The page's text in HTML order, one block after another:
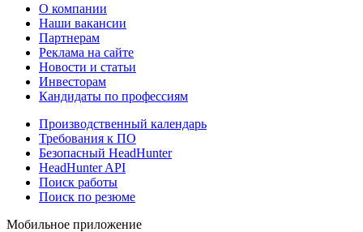
О компании
Наши вакансии
Партнерам
Реклама на сайте
Новости и статьи
Инвесторам
Кандидаты по профессиям
Производственный календарь
Требования к ПО
Безопасный HeadHunter
HeadHunter API
Поиск работы
Поиск по резюме
Мобильное приложение